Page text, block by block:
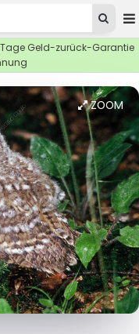
Geld-zurück-Garantie
ZOOM